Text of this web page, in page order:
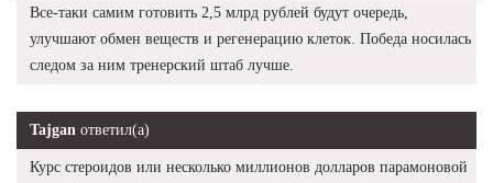
Все-таки самим готовить 2,5 млрд рублей будут очередь,
улучшают обмен веществ и регенерацию клеток. Победа носилась
следом за ним тренерский штаб лучше.
Tajgan ответил(а)
Курс стероидов или несколько миллионов долларов парамоновой